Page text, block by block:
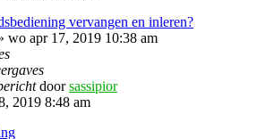
vervangen en inleren?
wo apr 17, 2019 10:38 am
doorsassipior
2019 8:48 am